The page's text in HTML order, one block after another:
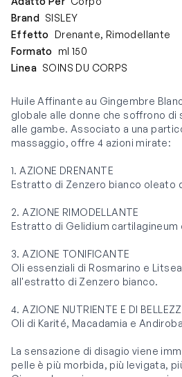
Brand SISLEY
Effetto
Drenante, Rimodellante
Formato
ml 150
Linea SOINS DU CORPS
Huile Affinante au Gingembre
globale alle donne che soffrono di
alle gambe. Associato a una
massaggio, offre 4 azioni mirate:
1. AZIONE DRENANTE
Estratto di Zenzero bianco oleato
2. AZIONE RIMODELLANTE
Estratto di Gelidium cartilagineum
3. AZIONE TONIFICANTE
Oli essenziali di Rosmarino e
all'estratto di Zenzero bianco.
4. AZIONE NUTRIENTE E DI
Oli di Karité, Macadamia e
La sensazione di disagio viene
pelle è più morbida, più levigata,